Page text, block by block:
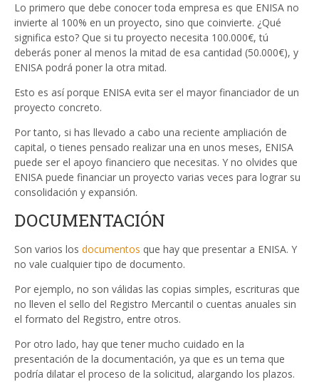
Lo primero que debe conocer toda empresa es que ENISA no
invierte al 100% en un proyecto, sino que coinvierte. ¿Qué
significa esto? Que si tu proyecto necesita 100.000€, tú
deberás poner al menos la mitad de esa cantidad (50.000€), y
ENISA podrá poner la otra mitad.
Esto es así porque ENISA evita ser el mayor financiador de un
proyecto concreto.
Por tanto, si has llevado a cabo una reciente ampliación de
capital, o tienes pensado realizar una en unos meses, ENISA
puede ser el apoyo financiero que necesitas. Y no olvides que
ENISA puede financiar un proyecto varias veces para lograr su
consolidación y expansión.
DOCUMENTACIÓN
Son varios los documentos que hay que presentar a ENISA. Y
no vale cualquier tipo de documento.
Por ejemplo, no son válidas las copias simples, escrituras que
no lleven el sello del Registro Mercantil o cuentas anuales sin
el formato del Registro, entre otros.
Por otro lado, hay que tener mucho cuidado en la
presentación de la documentación, ya que es un tema que
podría dilatar el proceso de la solicitud, alargando los plazos.